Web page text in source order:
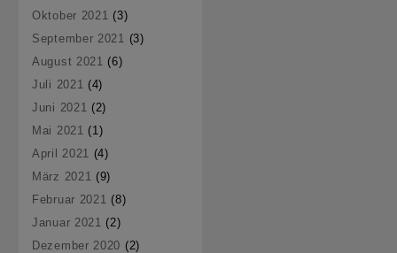
Oktober 2021 (3)
September 2021 (3)
August 2021 (6)
Juli 2021 (4)
Juni 2021 (2)
Mai 2021 (1)
April 2021 (4)
März 2021 (9)
Februar 2021 (8)
Januar 2021 (2)
Dezember 2020 (2)